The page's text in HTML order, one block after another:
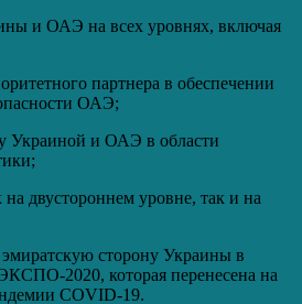
и ОАЭ на всех уровнях, включая
партнера в обеспечении
ОАЭ;
Украиной и ОАЭ в области
на двустороннем уровне, так и на
сторону Украины в
2020, которая перенесена на
COVID-19.